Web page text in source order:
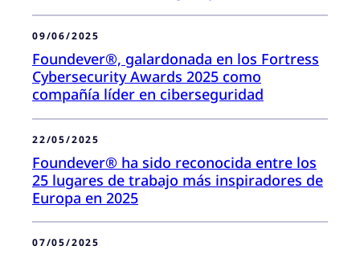
09/06/2025
Foundever®, galardonada en los Fortress
Cybersecurity Awards 2025 como
compañía líder en ciberseguridad
22/05/2025
Foundever® ha sido reconocida entre los
25 lugares de trabajo más inspiradores de
Europa en 2025
07/05/2025